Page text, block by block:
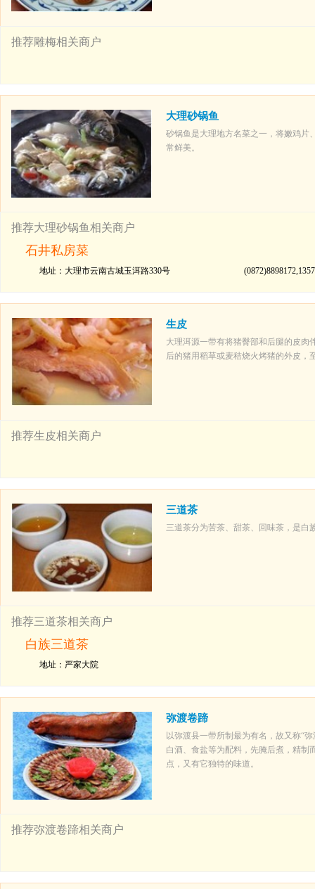
推荐雕梅相关商户
大理砂锅鱼
砂锅鱼是大理地方名菜之一，将嫩鸡片
常鲜美。
推荐大理砂锅鱼相关商户
石井私房菜
地址：大理市云南古城玉洱路330号
生皮
大理洱源一带有将猪臀部和后腿的皮肉
后的猪用稻草或麦秸烧火烤猪的外皮，
推荐生皮相关商户
三道茶
三道茶分为苦茶、甜茶、回味茶，是白
推荐三道茶相关商户
白族三道茶
地址：严家大院
弥渡卷蹄
以弥渡县一带所制最为有名，故又称“
白酒、食盐等为配料，先腌后煮，精制
点，又有它独特的味道。
推荐弥渡卷蹄相关商户